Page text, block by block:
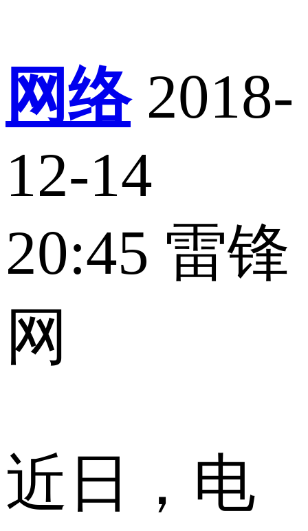
网络 2018-
12-14
20:45 雷锋
网
近日，电